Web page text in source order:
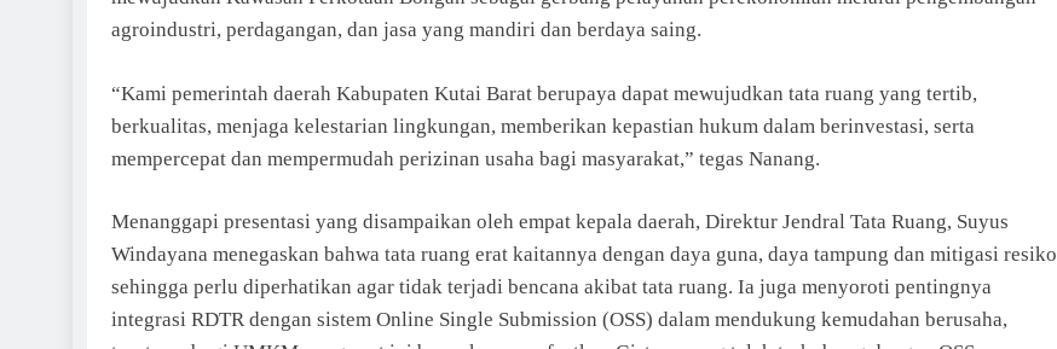
agroindustri, perdagangan, dan jasa yang mandiri dan berdaya saing.
“Kami pemerintah daerah Kabupaten Kutai Barat berupaya dapat mewujudkan tata ruang yang tertib,
berkualitas, menjaga kelestarian lingkungan, memberikan kepastian hukum dalam berinvestasi, serta
mempercepat dan mempermudah perizinan usaha bagi masyarakat,” tegas Nanang.
Menanggapi presentasi yang disampaikan oleh empat kepala daerah, Direktur Jendral Tata Ruang, Suyus
Windayana menegaskan bahwa tata ruang erat kaitannya dengan daya guna, daya tampung dan mitigasi resiko
sehingga perlu diperhatikan agar tidak terjadi bencana akibat tata ruang. Ia juga menyoroti pentingnya
integrasi RDTR dengan sistem Online Single Submission (OSS) dalam mendukung kemudahan berusaha,